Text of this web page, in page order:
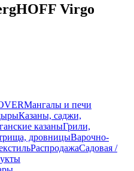
Virgo
Мангалы и печи
Казаны, саджи,
казаныГрили,
дровницыВарочно-
РаспродажаСадовая /